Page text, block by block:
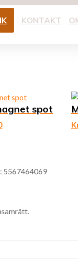
KONTAKT
spot
5567464069